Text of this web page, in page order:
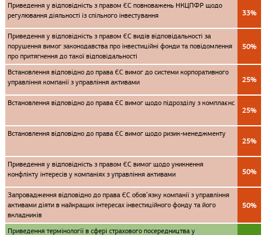
Приведення у відповідність з правом ЄС повноважень НКЦПФР щодо
регулювання діяльності із спільного інвестування
33%
Приведення у відповідність з правом ЄС видів відповідальності за
порушення вимог законодавства про інвестиційні фонди та повідомлення
про притягнення до такої відповідальності
50%
Встановлення відповідно до права ЄС вимог до системи корпоративного
управління компанії з управління активами
25%
Встановлення відповідно до права ЄС вимог щодо підрозділу з комплаєнс
25%
Встановлення відповідно до права ЄС вимог щодо ризик-менеджменту
25%
Приведення у відповідність з правом ЄС вимог щодо уникнення
конфлікту інтересів у компаніях з управління активами
50%
Запровадження відповідно до права ЄС обов’язку компанії з управління
активами діяти в найкращих інтересах інвестиційного фонду та його
вкладників
50%
Приведення термінології в сфері страхового посередництва у